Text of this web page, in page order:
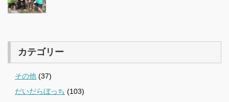
カテゴリー
その他 (37)
だいだらぼっち (103)